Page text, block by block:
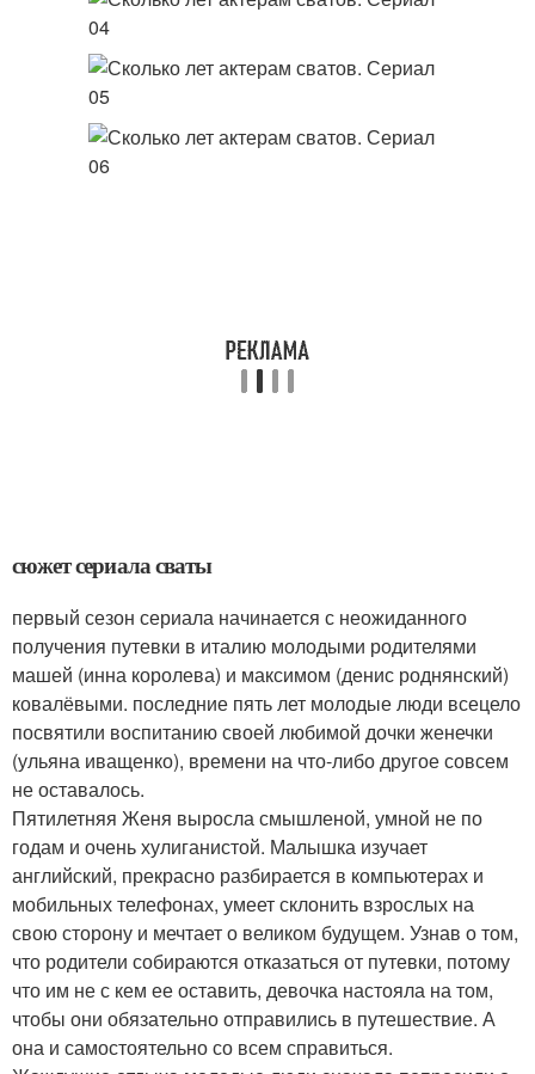
сюжет сериала сваты
первый сезон сериала начинается с неожиданного
получения путевки в италию молодыми родителями
машей (инна королева) и максимом (денис роднянский)
ковалёвыми. последние пять лет молодые люди всецело
посвятили воспитанию своей любимой дочки женечки
(ульяна иващенко), времени на что-либо другое совсем
не оставалось.
Пятилетняя Женя выросла смышленой, умной не по
годам и очень хулиганистой. Малышка изучает
английский, прекрасно разбирается в компьютерах и
мобильных телефонах, умеет склонить взрослых на
свою сторону и мечтает о великом будущем. Узнав о том,
что родители собираются отказаться от путевки, потому
что им не с кем ее оставить, девочка настояла на том,
чтобы они обязательно отправились в путешествие. А
она и самостоятельно со всем справиться.